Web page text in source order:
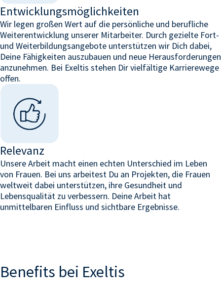
Entwicklungsmöglichkeiten
Wir legen großen Wert auf die persönliche und berufliche
Weiterentwicklung unserer Mitarbeiter. Durch gezielte Fort-
und Weiterbildungsangebote unterstützen wir Dich dabei,
Deine Fähigkeiten auszubauen und neue Herausforderungen
anzunehmen. Bei Exeltis stehen Dir vielfältige Karrierewege
offen.
Relevanz
Unsere Arbeit macht einen echten Unterschied im Leben
von Frauen. Bei uns arbeitest Du an Projekten, die Frauen
weltweit dabei unterstützen, ihre Gesundheit und
Lebensqualität zu verbessern. Deine Arbeit hat
unmittelbaren Einfluss und sichtbare Ergebnisse.
Benefits bei Exeltis